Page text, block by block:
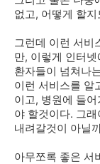
없고, 어떻게 할
그런데 이런 서비
만, 이렇게 인터
환자들이 넘쳐나
이런 서비스를 알
이고, 병원에 들
야 할것이다. 그
내려갈것이 아닐
아무쪼록 좋은 서